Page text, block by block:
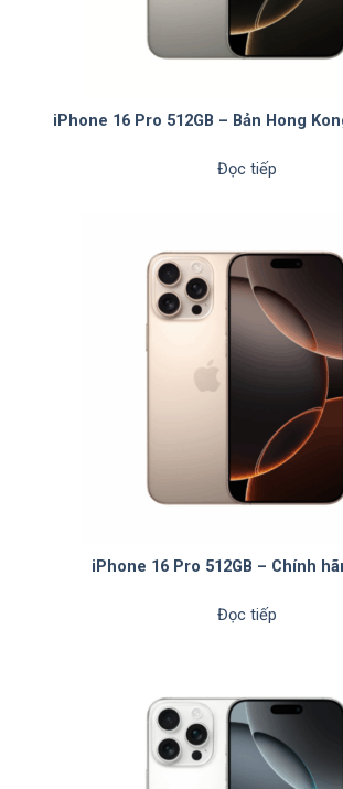
iPhone 16 Pro 512GB – Bản Hong
Đọc tiếp
iPhone 16 Pro 512GB – Chính
Đọc tiếp